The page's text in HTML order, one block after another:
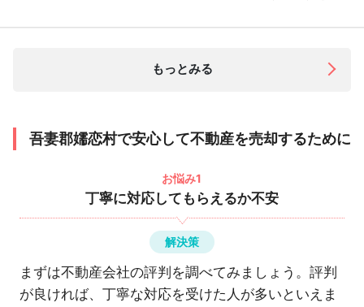
もっとみる
吾妻郡嬬恋村で安心して不動産を売却するために
お悩み1
丁寧に対応してもらえるか不安
解決策
まずは不動産会社の評判を調べてみましょう。評判
が良ければ、丁寧な対応を受けた人が多いといえま